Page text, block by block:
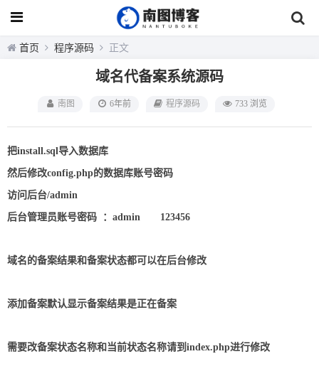
首页 程序源码 正文
域名代备案系统源码
南图 6年前 程序源码 733 浏览
把install.sql导入数据库
然后修改config.php的数据库账号密码
访问后台/admin
后台管理员账号密码 ：admin 123456
域名的备案结果和备案状态都可以在后台修改
添加备案默认显示备案结果是正在备案
需要改备案状态名称和当前状态名称请到index.php进行修改